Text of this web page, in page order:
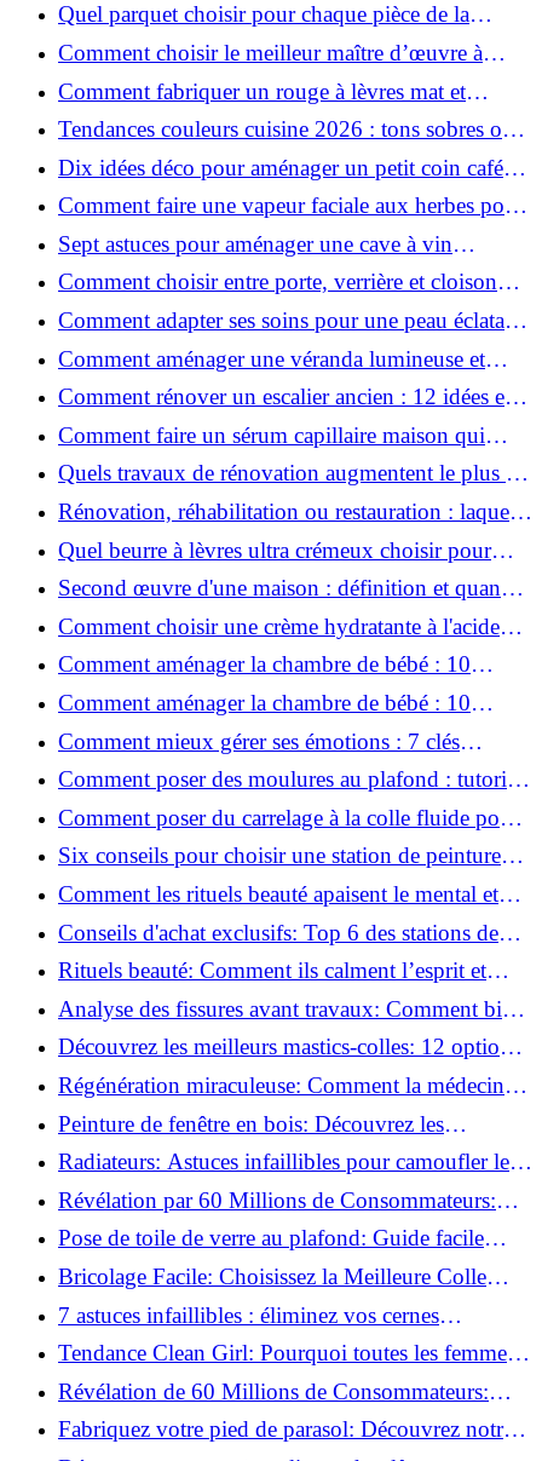
Quel parquet choisir pour chaque pièce de la
maison ?
Comment choisir le meilleur maître d’œuvre à
Grenoble en 2026 ?
Comment fabriquer un rouge à lèvres mat et
hydratant fait maison ?
Tendances couleurs cuisine 2026 : tons sobres ou
colorés, que choisir ?
Dix idées déco pour aménager un petit coin café
chez soi
Comment faire une vapeur faciale aux herbes pour
une peau plus saine et rajeunie ?
Sept astuces pour aménager une cave à vin
naturelle chez soi
Comment choisir entre porte, verrière et cloison
coulissante pour séparer vos pièces ?
Comment adapter ses soins pour une peau éclatante
en hiver ?
Comment aménager une véranda lumineuse et
conviviale : 12 idées déco
Comment rénover un escalier ancien : 12 idées et
astuces faciles pas à pas
Comment faire un sérum capillaire maison qui
stimule réellement la pousse des cheveux ?
Quels travaux de rénovation augmentent le plus la
valeur d'une maison pour la revente ?
Rénovation, réhabilitation ou restauration : laquelle
convient le mieux à mon logement ?
Quel beurre à lèvres ultra crémeux choisir pour
lèvres sèches et gercées?
Second œuvre d'une maison : définition et quand
le réaliser
Comment choisir une crème hydratante à l'acide
hyaluronique et niacinamide ?
Comment aménager la chambre de bébé : 10
conseils sécurité, déco et rangement
Comment aménager la chambre de bébé : 10
conseils sécurité, déco et rangement
Comment mieux gérer ses émotions : 7 clés
pratiques
Comment poser des moulures au plafond : tutoriel
vidéo pas à pas ?
Comment poser du carrelage à la colle fluide pour
un rendu professionnel ?
Six conseils pour choisir une station de peinture
basse pression
Comment les rituels beauté apaisent le mental et
créent des moments pour soi ?
Conseils d'achat exclusifs: Top 6 des stations de
peinture basse pression incontournables!
Rituels beauté: Comment ils calment l’esprit et
chouchoutent votre âme!
Analyse des fissures avant travaux: Comment bien
préparer vos surfaces!
Découvrez les meilleurs mastics-colles: 12 options
dès 6,70 €!
Régénération miraculeuse: Comment la médecine
régénérative peut restaurer votre confiance!
Peinture de fenêtre en bois: Découvrez les
techniques infaillibles pour un résultat parfait!
Radiateurs: Astuces infaillibles pour camoufler les
tuyaux apparents!
Révélation par 60 Millions de Consommateurs:
Découvrez le sérum anti-rides numéro un!
Pose de toile de verre au plafond: Guide facile
pour débutants!
Bricolage Facile: Choisissez la Meilleure Colle
pour Chaque Matériau!
7 astuces infaillibles : éliminez vos cernes
rapidement !
Tendance Clean Girl: Pourquoi toutes les femmes
l'adoptent?
Révélation de 60 Millions de Consommateurs:
Découvrez le meilleur fond de teint pour votre
peau!
Fabriquez votre pied de parasol: Découvrez notre
tutoriel facile !